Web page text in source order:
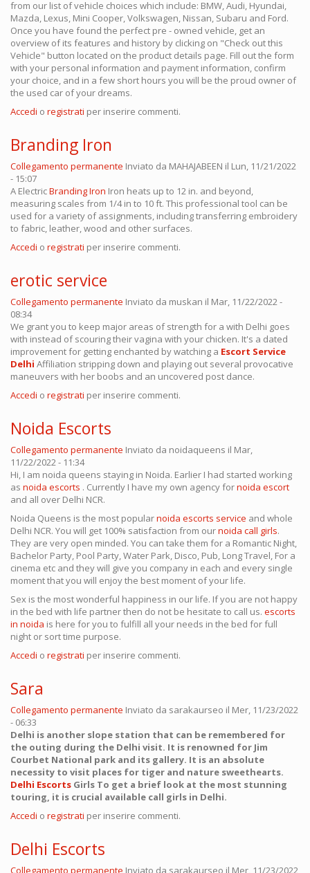
from our list of vehicle choices which include: BMW, Audi, Hyundai,
Mazda, Lexus, Mini Cooper, Volkswagen, Nissan, Subaru and Ford.
Once you have found the perfect pre - owned vehicle, get an
overview of its features and history by clicking on "Check out this
Vehicle" button located on the product details page. Fill out the form
with your personal information and payment information, confirm
your choice, and in a few short hours you will be the proud owner of
the used car of your dreams.
Accedi o registrati per inserire commenti.
Branding Iron
Collegamento permanente Inviato da MAHAJABEEN il Lun, 11/21/2022
- 15:07
A ElectricBranding Iron Iron heats up to 12 in. and beyond,
measuring scales from 1/4 in to 10 ft. This professional tool can be
used for a variety of assignments, including transferring embroidery
to fabric, leather, wood and other surfaces.
Accedi o registrati per inserire commenti.
erotic service
Collegamento permanente Inviato da muskan il Mar, 11/22/2022 -
08:34
We grant you to keep major areas of strength for a with Delhi goes
with instead of scouring their vagina with your chicken. It's a dated
improvement for getting enchanted by watching a Escort Service
Delhi Affiliation stripping down and playing out several provocative
maneuvers with her boobs and an uncovered post dance.
Accedi o registrati per inserire commenti.
Noida Escorts
Collegamento permanente Inviato da noidaqueens il Mar,
11/22/2022 - 11:34
Hi, I am noida queens staying in Noida. Earlier I had started working
as noida escorts . Currently I have my own agency fornoida escort
and all over Delhi NCR.
Noida Queens is the most popularnoida escorts service and whole
Delhi NCR. You will get 100% satisfaction from ournoida call girls.
They are very open minded. You can take them for a Romantic Night,
Bachelor Party, Pool Party, Water Park, Disco, Pub, Long Travel, For a
cinema etc and they will give you company in each and every single
moment that you will enjoy the best moment of your life.
Sex is the most wonderful happiness in our life. If you are not happy
in the bed with life partner then do not be hesitate to call us. escorts
in noida is here for you to fulfill all your needs in the bed for full
night or sort time purpose.
Accedi o registrati per inserire commenti.
Sara
Collegamento permanente Inviato da sarakaurseo il Mer, 11/23/2022
- 06:33
Delhi is another slope station that can be remembered for
the outing during the Delhi visit. It is renowned for Jim
Courbet National park and its gallery. It is an absolute
necessity to visit places for tiger and nature sweethearts.
Delhi Escorts Girls To get a brief look at the most stunning
touring, it is crucial available call girls in Delhi.
Accedi o registrati per inserire commenti.
Delhi Escorts
Collegamento permanente Inviato da sarakaurseo il Mer, 11/23/2022